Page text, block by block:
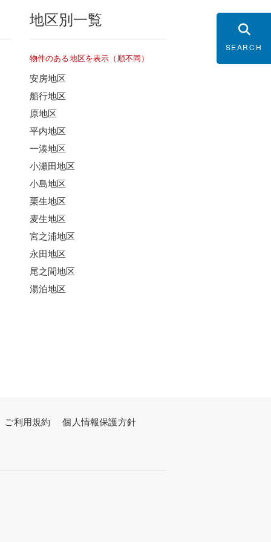
SEARCH
地区別一覧
物件のある地区を表示（順不同）
安房地区
船行地区
原地区
平内地区
一湊地区
小瀬田地区
小島地区
栗生地区
麦生地区
宮之浦地区
永田地区
尾之間地区
湯泊地区
ご利用規約
個人情報保護方針